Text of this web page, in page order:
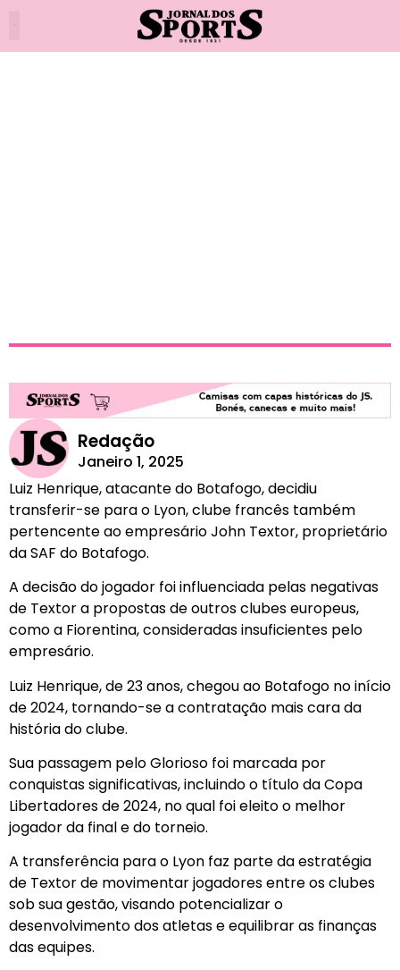
Redação
Janeiro 1, 2025
Luiz Henrique, atacante do Botafogo, decidiu
transferir-se para o Lyon, clube francês também
pertencente ao empresário John Textor, proprietário
da SAF do Botafogo.
A decisão do jogador foi influenciada pelas negativas
de Textor a propostas de outros clubes europeus,
como a Fiorentina, consideradas insuficientes pelo
empresário.
Luiz Henrique, de 23 anos, chegou ao Botafogo no início
de 2024, tornando-se a contratação mais cara da
história do clube.
Sua passagem pelo Glorioso foi marcada por
conquistas significativas, incluindo o título da Copa
Libertadores de 2024, no qual foi eleito o melhor
jogador da final e do torneio.
A transferência para o Lyon faz parte da estratégia
de Textor de movimentar jogadores entre os clubes
sob sua gestão, visando potencializar o
desenvolvimento dos atletas e equilibrar as finanças
das equipes.